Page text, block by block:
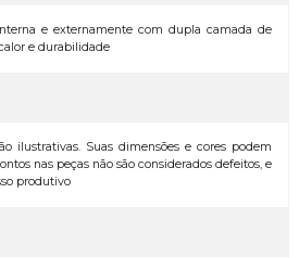
e externamente com dupla camada de
e durabilidade
ilustrativas. Suas dimensões e cores podem
nas peças não são considerados defeitos, e
produtivo